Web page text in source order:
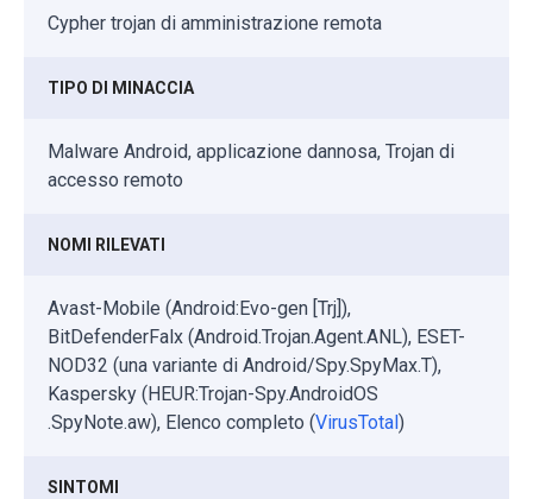
Cypher trojan di amministrazione remota
TIPO DI MINACCIA
Malware Android, applicazione dannosa, Trojan di
accesso remoto
NOMI RILEVATI
Avast-Mobile (Android:Evo-gen [Trj]),
BitDefenderFalx (Android.Trojan.Agent.ANL), ESET-
NOD32 (una variante di Android/Spy.SpyMax.T),
Kaspersky (HEUR:Trojan-Spy.AndroidOS
.SpyNote.aw), Elenco completo (VirusTotal)
SINTOMI